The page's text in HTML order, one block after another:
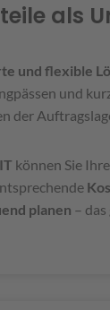
als
und flexible
und
der
können Sie
planen – das